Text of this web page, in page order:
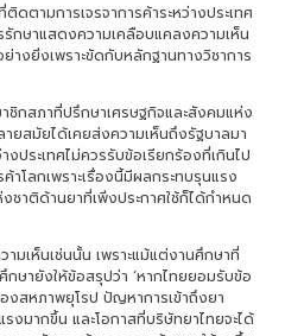
ตามการเจรจาการค้าระหว่างประเทศ
กษาแสดงความเคลือบแคลงความเห็น
างยิ่งเพราะขัดกับหลักฐานทางวิชาการ
กสภาที่ปรึกษาเศรษฐกิจและสังคมแห่ง
ยสมัยได้เคยส่งความเห็นถึงรัฐบาลมา
งประเทศไม่ควรรับข้อเรียกร้องที่เกินไป
โลกเพราะเรื่องนี้มีผลกระทบรุนแรง
าติด้านยาที่เพิ่งประกาศใช้ก็ได้กำหนด
ามเห็นเช่นนั้น เพราะแม้แต่งานศึกษาที่
ษายังให้ข้อสรุปว่า ‘หากไทยยอมรับข้อ
สหภาพยุโรป ปัญหาการเข้าถึงยา
งมากขึ้น และโอกาสที่บริษัทยาไทยจะได้